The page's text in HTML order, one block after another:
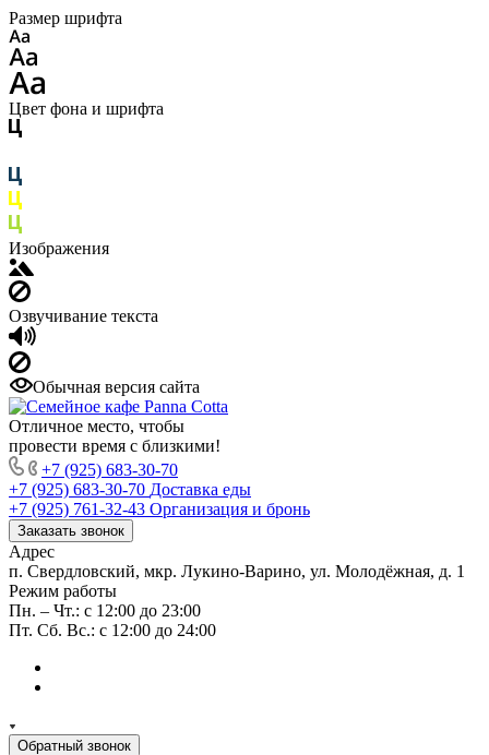
Размер шрифта
Цвет фона и шрифта
Изображения
Озвучивание текста
Обычная версия сайта
Отличное место, чтобы
провести время с близкими!
+7 (925) 683-30-70
+7 (925) 683-30-70 Доставка еды
+7 (925) 761-32-43 Организация и бронь
Заказать звонок
Адрес
п. Свердловский, мкр. Лукино-Варино, ул. Молодёжная, д. 1
Режим работы
Пн. – Чт.: с 12:00 до 23:00
Пт. Сб. Вс.: с 12:00 до 24:00
Обратный звонок